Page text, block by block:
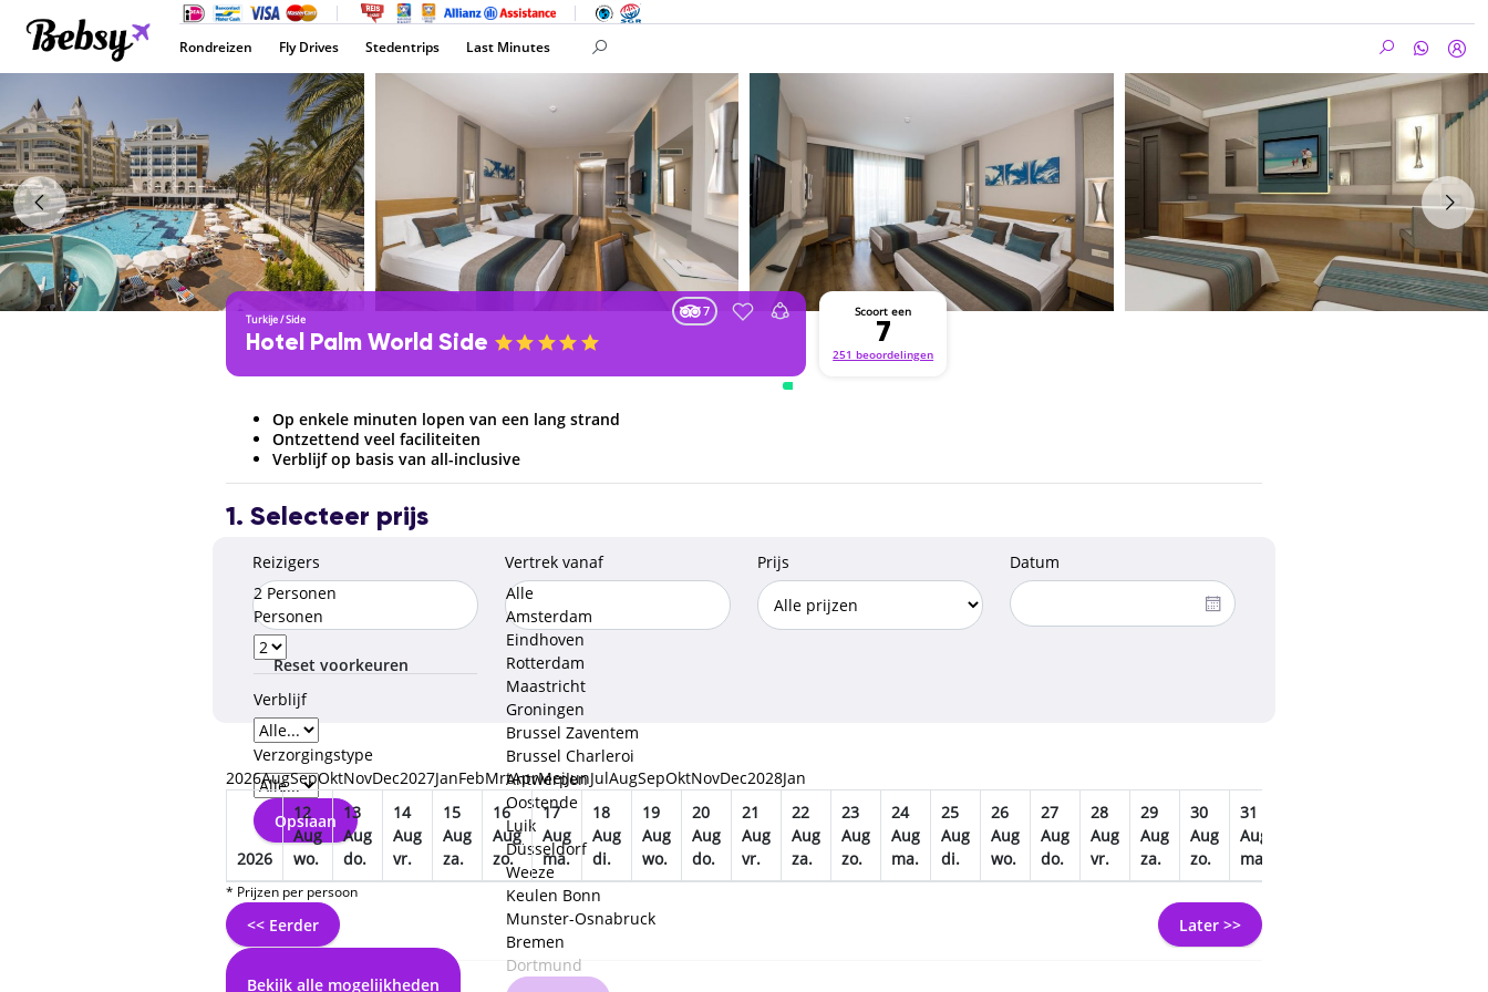
Rondreizen Fly Drives Stedentrips Last Minutes
Turkije/Side
7
Hotel Palm World Side
Scoort een
7
251 beoordelingen
Op enkele minuten lopen van een lang strand
Ontzettend veel faciliteiten
Verblijf op basis van all-inclusive
1. Selecteer prijs
Reizigers
2 Personen
Personen
Verblijf
Verzorgingstype
Opslaan
Vertrek vanaf
Alle
Amsterdam
Eindhoven
Rotterdam
Maastricht
Groningen
Brussel Zaventem
Brussel Charleroi
Antwerpen
Oostende
Luik
Düsseldorf
Weeze
Keulen Bonn
Munster-Osnabruck
Bremen
Dortmund
Prijs Datum
Reset voorkeuren
2026AugSepOktNovDec2027JanFebMrtAprMeiJunJulAugSepOktNovDec2028Jan
2026
12
Aug
wo.
13
Aug
do.
14
Aug
vr.
15
Aug
za.
16
Aug
zo.
17
Aug
ma.
18
Aug
di.
19
Aug
wo.
20
Aug
do.
21
Aug
vr.
22
Aug
za.
23
Aug
zo.
24
Aug
ma.
25
Aug
di.
26
Aug
wo.
27
Aug
do.
28
Aug
vr.
29
Aug
za.
30
Aug
zo.
31
Aug
ma.
* Prijzen per persoon
<< Eerder Later >>
Bekijk alle mogelijkheden